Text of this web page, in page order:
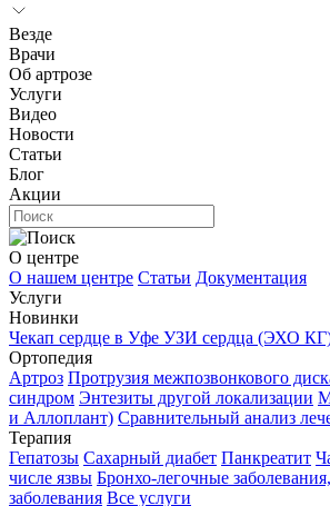
Везде
Врачи
Об артрозе
Услуги
Видео
Новости
Статьи
Блог
Акции
О центре
О нашем центре Статьи Документация
Услуги
Новинки
Чекап сердце в Уфе УЗИ сердца (ЭХО
Ортопедия
Артроз Протрузия межпозвонкового
синдром Энтезиты другой локализации
и Аллоплант) Сравнительный анализ
Терапия
Гепатозы Сахарный диабет Панкреатит
числе язвы Бронхо-легочные
заболевания Все услуги